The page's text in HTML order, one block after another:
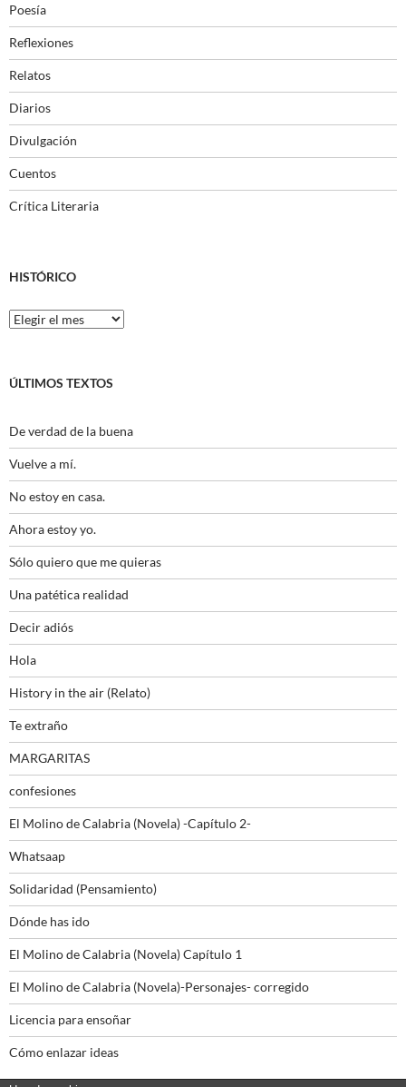
Poesía
Reflexiones
Relatos
Diarios
Divulgación
Cuentos
Crítica Literaria
HISTÓRICO
Histórico
ÚLTIMOS TEXTOS
De verdad de la buena
Vuelve a mí.
No estoy en casa.
Ahora estoy yo.
Sólo quiero que me quieras
Una patética realidad
Decir adiós
Hola
History in the air (Relato)
Te extraño
MARGARITAS
confesiones
El Molino de Calabria (Novela) -Capítulo 2-
Whatsaap
Solidaridad (Pensamiento)
Dónde has ido
El Molino de Calabria (Novela) Capítulo 1
El Molino de Calabria (Novela)-Personajes- corregido
Licencia para ensoñar
Cómo enlazar ideas